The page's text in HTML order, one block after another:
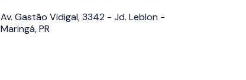
Av. Gastão Vidigal, 3342 - Jd. Leblon -
Maringá, PR